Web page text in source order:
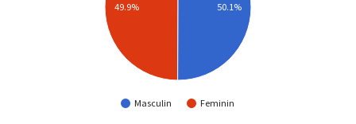
Masculin Feminin
49.9% 50.1%